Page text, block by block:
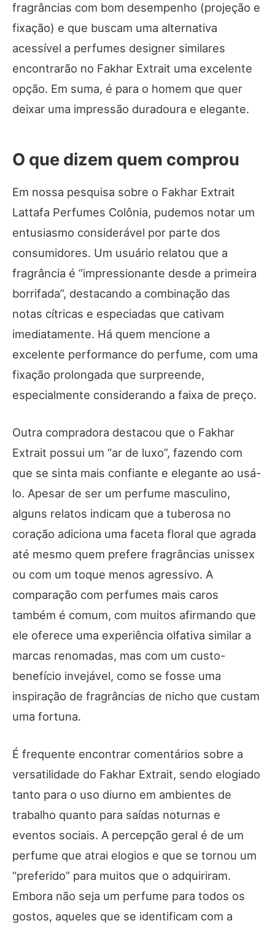
fragrâncias com bom desempenho (projeção e
fixação) e que buscam uma alternativa
acessível a perfumes designer similares
encontrarão no Fakhar Extrait uma excelente
opção. Em suma, é para o homem que quer
deixar uma impressão duradoura e elegante.
O que dizem quem comprou
Em nossa pesquisa sobre o Fakhar Extrait
Lattafa Perfumes Colônia, pudemos notar um
entusiasmo considerável por parte dos
consumidores. Um usuário relatou que a
fragrância é “impressionante desde a primeira
borrifada”, destacando a combinação das
notas cítricas e especiadas que cativam
imediatamente. Há quem mencione a
excelente performance do perfume, com uma
fixação prolongada que surpreende,
especialmente considerando a faixa de preço.
Outra compradora destacou que o Fakhar
Extrait possui um “ar de luxo”, fazendo com
que se sinta mais confiante e elegante ao usá-
lo. Apesar de ser um perfume masculino,
alguns relatos indicam que a tuberosa no
coração adiciona uma faceta floral que agrada
até mesmo quem prefere fragrâncias unissex
ou com um toque menos agressivo. A
comparação com perfumes mais caros
também é comum, com muitos afirmando que
ele oferece uma experiência olfativa similar a
marcas renomadas, mas com um custo-
benefício invejável, como se fosse uma
inspiração de fragrâncias de nicho que custam
uma fortuna.
É frequente encontrar comentários sobre a
versatilidade do Fakhar Extrait, sendo elogiado
tanto para o uso diurno em ambientes de
trabalho quanto para saídas noturnas e
eventos sociais. A percepção geral é de um
perfume que atrai elogios e que se tornou um
“preferido” para muitos que o adquiriram.
Embora não seja um perfume para todos os
gostos, aqueles que se identificam com a